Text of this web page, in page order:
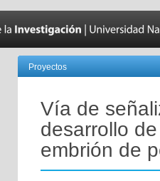
Proyectos
Vía de
desarrollo
embrión de